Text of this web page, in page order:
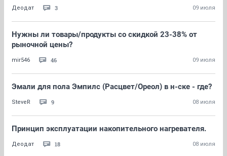
Деодат 3 09 июля
Нужны ли товары/продукты со скидкой 23-38% от
рыночной цены?
mir546 46 09 июля
Эмали для пола Эмпилс (Расцвет/Ореол) в н-ске - где?
SteveR 9 08 июля
Принцип эксплуатации накопительного нагревателя.
Деодат 18 08 июля